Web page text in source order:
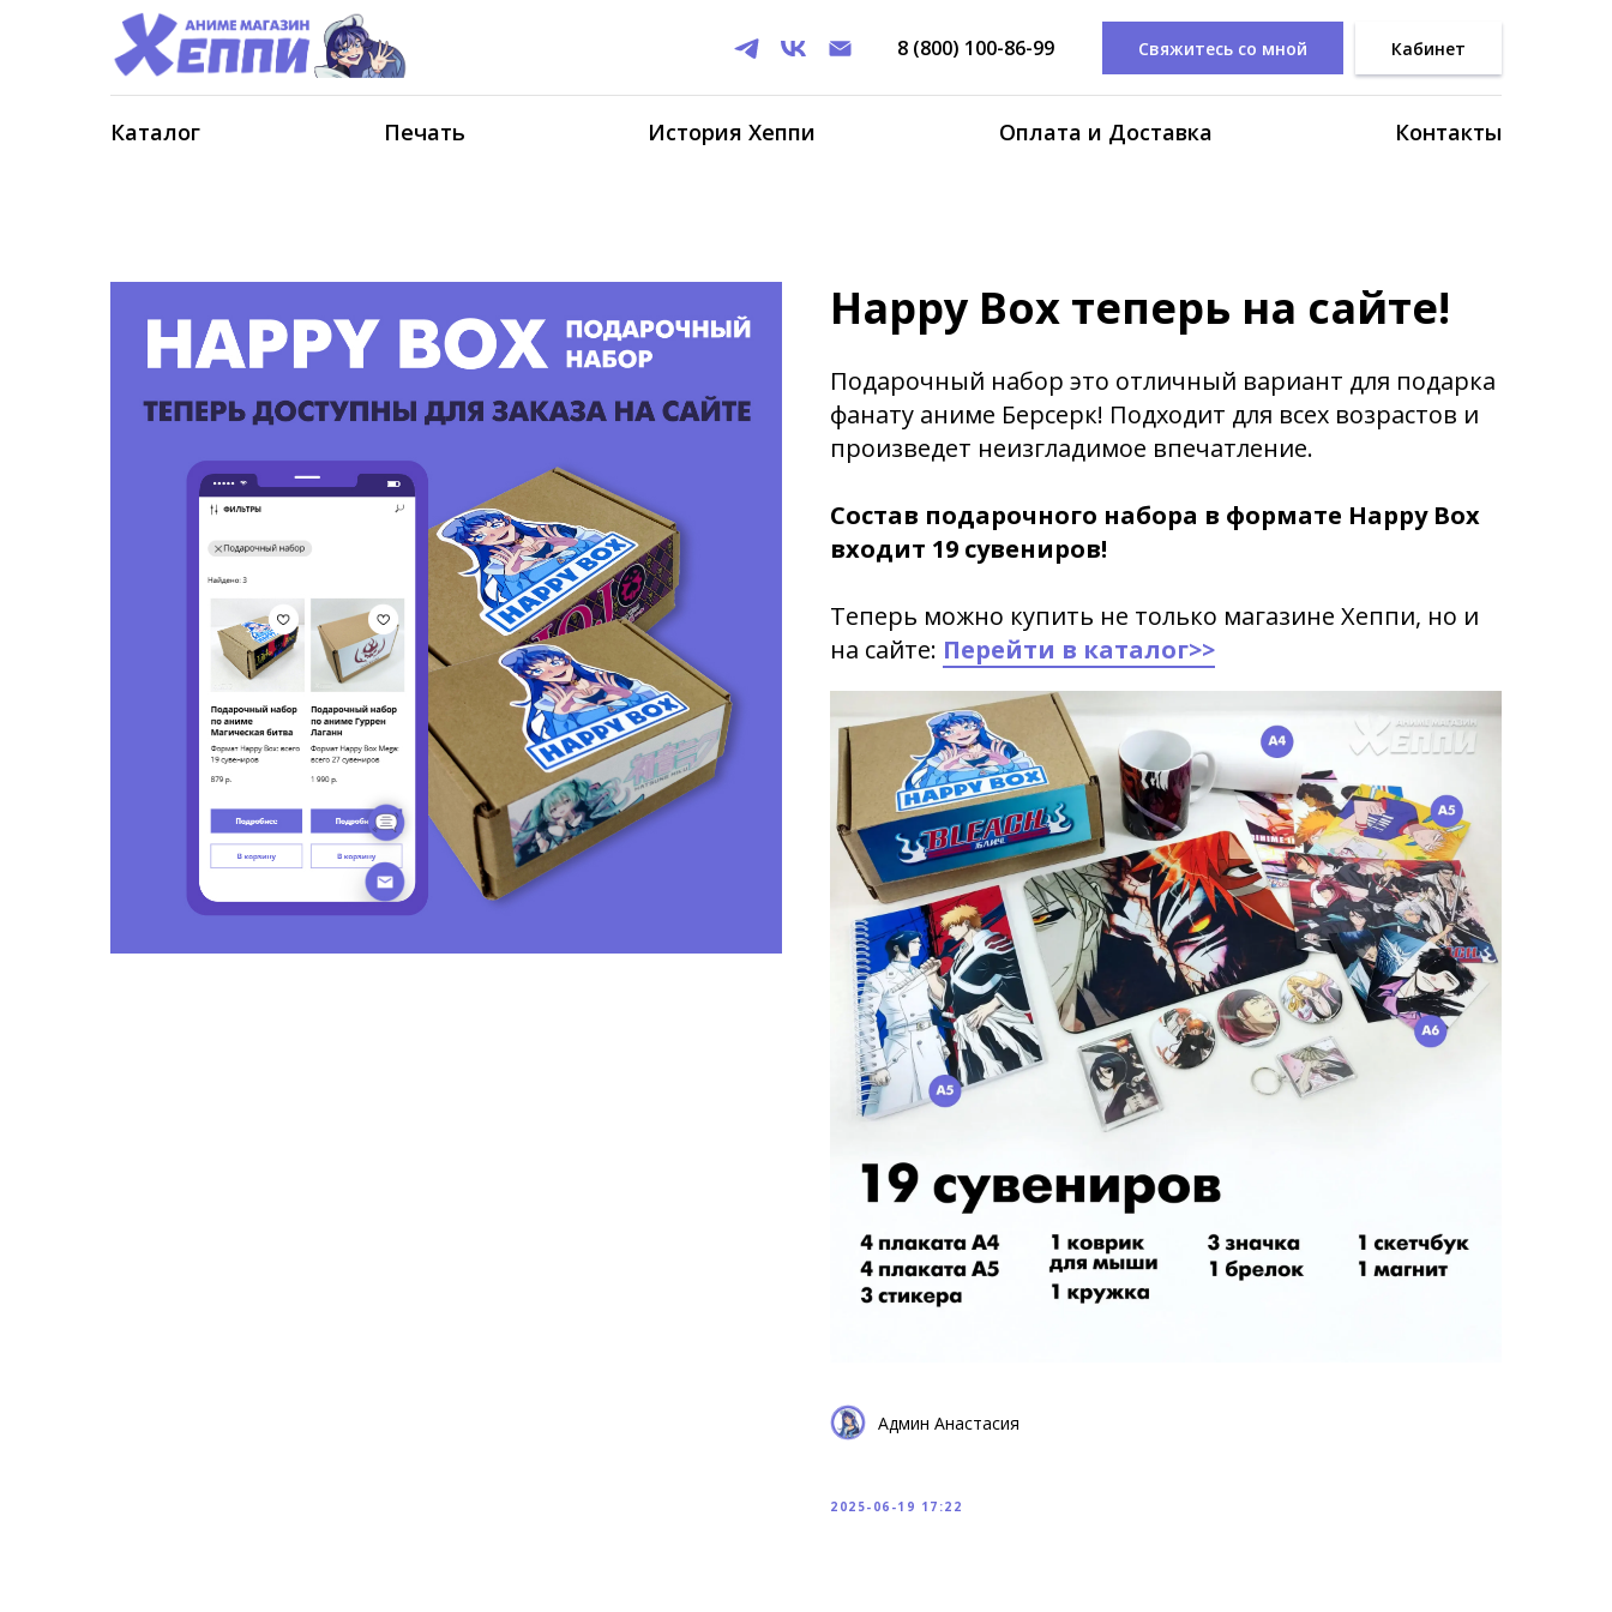
8 (800) 100-86-99 Свяжитесь со мной Кабинет
Каталог Печать История Хеппи Оплата и Доставка Контакты
Happy Box теперь на сайте!
Подарочный набор это отличный вариант для подарка
фанату аниме Берсерк! Подходит для всех возрастов и
произведет неизгладимое впечатление.
Состав подарочного набора в формате Happy Box
входит 19 сувениров!
Теперь можно купить не только магазине Хеппи, но и
на сайте: Перейти в каталог>>
Админ Анастасия
2025-06-19 17:22